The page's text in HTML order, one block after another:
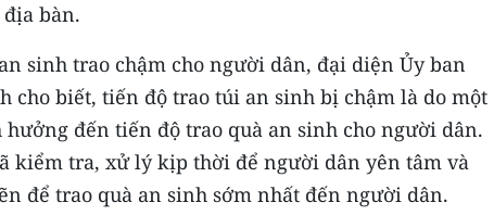
bàn.
sinh trao chậm cho người dân, đại diện Ủy ban
cho biết, tiến độ trao túi an sinh bị chậm là do một
đến tiến độ trao quà an sinh cho người dân.
kiểm tra, xử lý kịp thời để người dân yên tâm và
để trao quà an sinh sớm nhất đến người dân.